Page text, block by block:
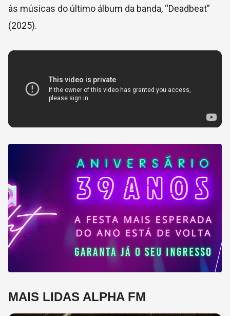
às músicas do último álbum da banda, “Deadbeat”
(2025).
MAIS LIDAS ALPHA FM